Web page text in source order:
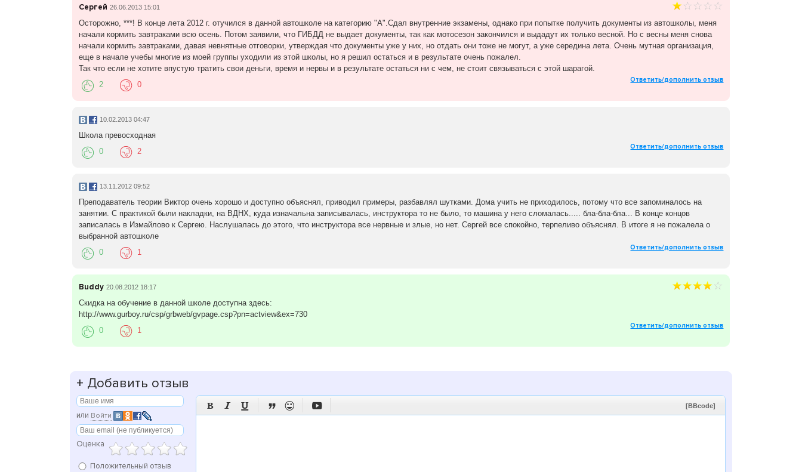
Сергей 26.06.2013 15:01
Осторожно, ***! В конце лета 2012 г. отучился в данной автошколе на категорию "А".Сдал внутренние экзамены, однако при попытке получить документы из автошколы, меня
начали кормить завтраками всю осень. Потом заявили, что ГИБДД не выдает документы, так как мотосезон закончился и выдадут их только весной. Но с весны меня снова
начали кормить завтраками, давая невнятные отговорки, утверждая что документы уже у них, но отдать они тоже не могут, а уже середина лета. Очень мутная организация,
еще в начале учебы многие из моей группы уходили из этой школы, но я решил остаться и в результате очень пожалел.
Так что если не хотите впустую тратить свои деньги, время и нервы и в результате остаться ни с чем, не стоит связываться с этой шарагой.
Ответить/дополнить отзыв
2 0
10.02.2013 04:47
Школа превосходная
Ответить/дополнить отзыв
0 2
13.11.2012 09:52
Преподаватель теории Виктор очень хорошо и доступно объяснял, приводил примеры, разбавлял шутками. Дома учить не приходилось, потому что все запоминалось на
занятии. С практикой были накладки, на ВДНХ, куда изначальна записывалась, инструктора то не было, то машина у него сломалась..... бла-бла-бла... В конце концов
записалась в Измайлово к Сергею. Наслушалась до этого, что инструктора все нервные и злые, но нет. Сергей все спокойно, терпеливо объяснял. В итоге я не пожалела о
выбранной автошколе
Ответить/дополнить отзыв
0 1
Buddy 20.08.2012 18:17
Скидка на обучение в данной школе доступна здесь:
http://www.gurboy.ru/csp/grbweb/gvpage.csp?pn=actview&ex=730
Ответить/дополнить отзыв
0 1
+ Добавить отзыв
или Войти
Оценка
Положительный отзыв
      [BBcode]